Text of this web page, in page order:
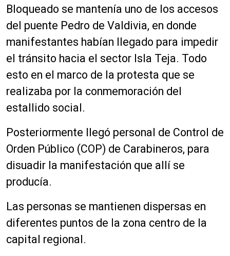
Bloqueado se mantenía uno de los accesos
del puente Pedro de Valdivia, en donde
manifestantes habían llegado para impedir
el tránsito hacia el sector Isla Teja. Todo
esto en el marco de la protesta que se
realizaba por la conmemoración del
estallido social.
Posteriormente llegó personal de Control de
Orden Público (COP) de Carabineros, para
disuadir la manifestación que allí se
producía.
Las personas se mantienen dispersas en
diferentes puntos de la zona centro de la
capital regional.